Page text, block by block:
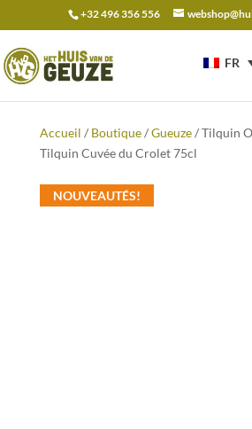
+32 496 356 556
FR
pour :
Accueil / Boutique/Gueuze/ Tilquin
Tilquin Cuvée du Crolet 75cl
NOUVEAUTÉS!